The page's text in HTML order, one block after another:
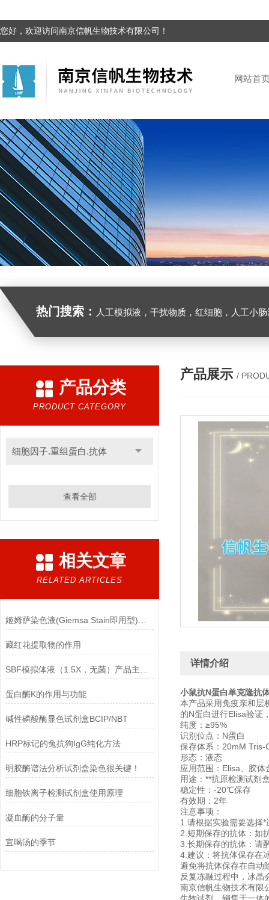
您好，欢迎访问南京信帆生物技术有限公司！
网站首
热门搜索： 人工模拟液，干扰物质，红细胞，人工小
产品分类
PRODUCT CATEGORY
细胞因子.重组蛋白.抗体
查看全部
相关文章
RELATED ARTICLES
藏红花提取物的作用
蛋白酶K的作用与功能
碱性磷酸酶显色试剂盒BCIP/NBT
HRP标记的兔抗狗IgG纯化方法
明胶酶谱法分析试剂盒染色很关键！
细胞铁离子检测试剂盒使用原理
凝血酶的分子量
宜喝汤的季节
产品展示 /
详情介绍
小鼠抗N蛋白单克隆抗
本产品采用免疫亲和层
的N蛋白进行Elisa验证
纯度：≥95%
识别位点：N蛋白
保存体系：20mM Tris-
形态：液态
应用范围：Elisa、胶
用途：**抗原检测试剂
稳定性：-20℃保存
有效期：2年
注意事项：
1.请根据实验需要选择
2.短期保存的抗体：如
3.长期保存的抗体：请
4.建议：将抗体保存在
避免将抗体保存在自动
反复冻融过程中，冰晶
南京信帆生物技术有限